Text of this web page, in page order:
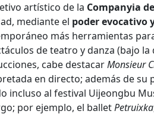
artístico de la Companyia
mediante el poder evocativo
más herramientas
de teatro y danza (bajo
cabe destacarMonsieur
en directo; además de su
incluso al festival Uijeongbu
por ejemplo, el balletPetruixka